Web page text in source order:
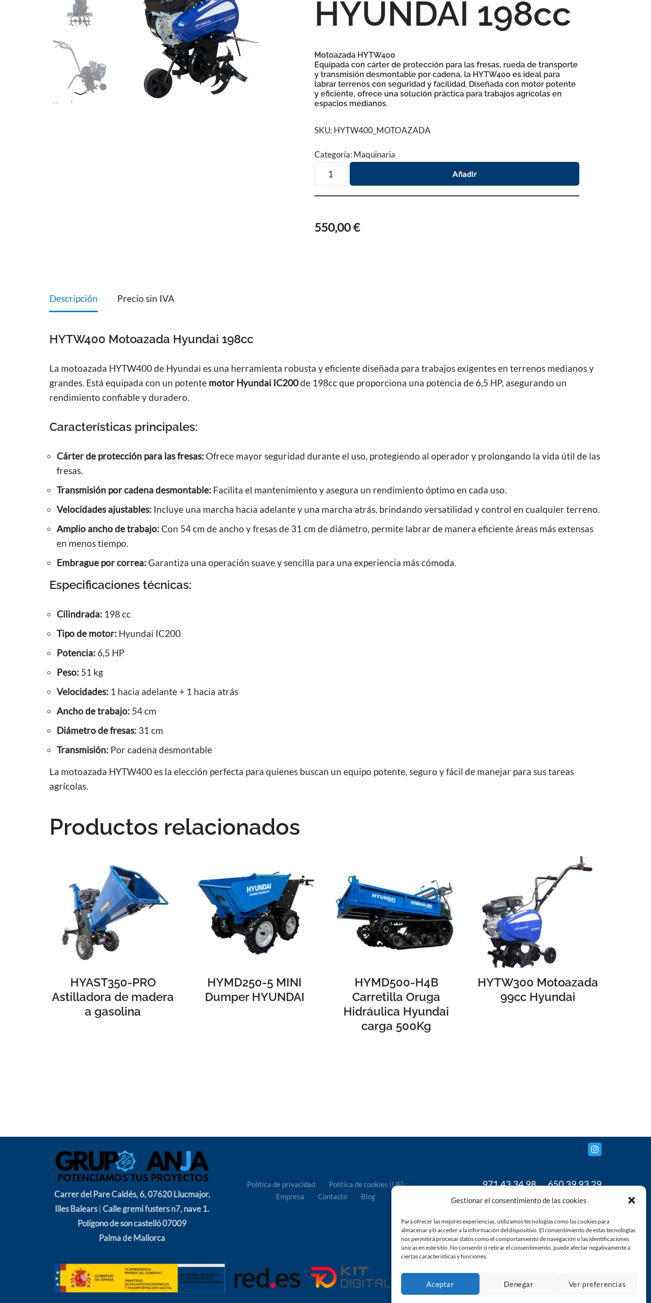
Gestionar el consentimiento de las cookies
Para ofrecer las mejores experiencias, utilizamos tecnologías como las cookies para
almacenar y/o acceder a la información del dispositivo. El consentimiento de estas tecnologías
nos permitirá procesar datos como el comportamiento de navegación o las identificaciones
únicas en este sitio. No consentir o retirar el consentimiento, puede afectar negativamente a
ciertas características y funciones.
Aceptar Denegar Ver preferencias
HYUNDAI 198cc
Motoazada HYTW400
Equipada con cárter de protección para las fresas, rueda de transporte
y transmisión desmontable por cadena, la HYTW400 es ideal para
labrar terrenos con seguridad y facilidad. Diseñada con motor potente
y eficiente, ofrece una solución práctica para trabajos agrícolas en
espacios medianos.
SKU: HYTW400_MOTOAZADA
Categoría: Maquinaria
Añadir
550,00€
Descripción Precio sin IVA
HYTW400 Motoazada Hyundai 198cc
La motoazada HYTW400 de Hyundai es una herramienta robusta y eficiente diseñada para trabajos exigentes en terrenos medianos y
grandes. Está equipada con un potente motor Hyundai IC200de 198cc que proporciona una potencia de 6,5 HP, asegurando un
rendimiento confiable y duradero.
Características principales:
Cárter de protección para las fresas: Ofrece mayor seguridad durante el uso, protegiendo al operador y prolongando la vida útil de las
fresas.
Transmisión por cadena desmontable: Facilita el mantenimiento y asegura un rendimiento óptimo en cada uso.
Velocidades ajustables: Incluye una marcha hacia adelante y una marcha atrás, brindando versatilidad y control en cualquier terreno.
Amplio ancho de trabajo: Con 54 cm de ancho y fresas de 31 cm de diámetro, permite labrar de manera eficiente áreas más extensas
en menos tiempo.
Embrague por correa: Garantiza una operación suave y sencilla para una experiencia más cómoda.
Especificaciones técnicas:
Cilindrada: 198 cc
Tipo de motor: Hyundai IC200
Potencia: 6,5 HP
Peso: 51 kg
Velocidades: 1 hacia adelante + 1 hacia atrás
Ancho de trabajo: 54 cm
Diámetro de fresas: 31 cm
Transmisión: Por cadena desmontable
La motoazada HYTW400 es la elección perfecta para quienes buscan un equipo potente, seguro y fácil de manejar para sus tareas
agrícolas.
Productos relacionados
HYAST350-PRO
Astilladora de madera
a gasolina
HYMD250-5 MINI
Dumper HYUNDAI
HYMD500-H4B
Carretilla Oruga
Hidráulica Hyundai
carga 500Kg
HYTW300 Motoazada
99cc Hyundai
Carrer del Pare Caldés, 6, 07620 Llucmajor,
Illes Balears|Calle gremi fusters n7, nave 1.
Polígono de son castelló 07009
Palma de Mallorca
Política de privacidad
Política de cookies (UE)
Empresa
Contacto Blog
971 43 34 98650 39 93 29
www.grupoanja.com